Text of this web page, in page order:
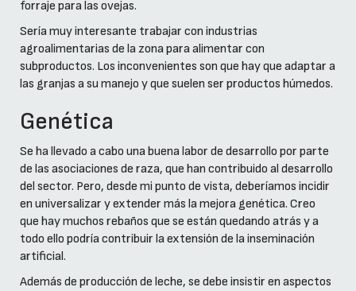
forraje para las ovejas.
Sería muy interesante trabajar con industrias
agroalimentarias de la zona para alimentar con
subproductos. Los inconvenientes son que hay que adaptar a
las granjas a su manejo y que suelen ser productos húmedos.
Genética
Se ha llevado a cabo una buena labor de desarrollo por parte
de las asociaciones de raza, que han contribuido al desarrollo
del sector. Pero, desde mi punto de vista, deberíamos incidir
en universalizar y extender más la mejora genética. Creo
que hay muchos rebaños que se están quedando atrás y a
todo ello podría contribuir la extensión de la inseminación
artificial.
Además de producción de leche, se debe insistir en aspectos